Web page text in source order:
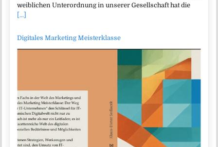
weiblichen Unterordnung in unserer Gesellschaft hat die
[...]
Digitales Marketing Meisterklasse